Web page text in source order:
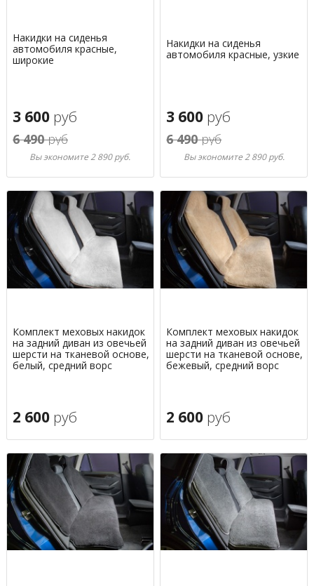
Накидки на сиденья
автомобиля красные,
широкие
3 600 руб
6 490руб
Вы экономите 2 890 руб.
Накидки на сиденья
автомобиля красные, узкие
3 600 руб
6 490руб
Вы экономите 2 890 руб.
Комплект меховых накидок
на задний диван из овечьей
шерсти на тканевой основе,
белый, средний ворс
2 600 руб
Комплект меховых накидок
на задний диван из овечьей
шерсти на тканевой основе,
бежевый, средний ворс
2 600 руб